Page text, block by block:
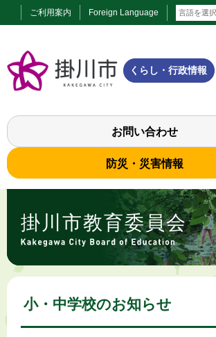
ご利用案内 Foreign Language
くらし・行政情報
お問い合わせ
防災・災害情報
掛川市教育委員会
小・中学校のお知らせ